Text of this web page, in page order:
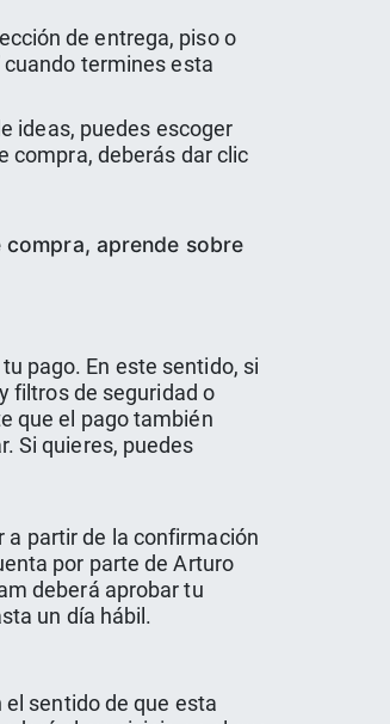
de entrega, piso o
cuando termines esta
ideas, puedes escoger
compra, deberás dar clic
aprende sobre
pago. En este sentido, si
filtros de seguridad o
que el pago también
Si quieres, puedes
a partir de la confirmación
por parte de Arturo
deberá aprobar tu
un día hábil.
sentido de que esta